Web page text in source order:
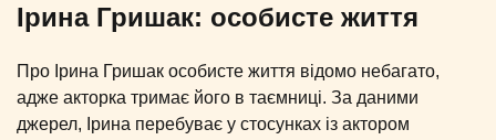
Ірина Гришак: особисте життя
Про Ірина Гришак особисте життя відомо небагато,
адже акторка тримає його в таємниці. За даними
джерел, Ірина перебуває у стосунках із актором